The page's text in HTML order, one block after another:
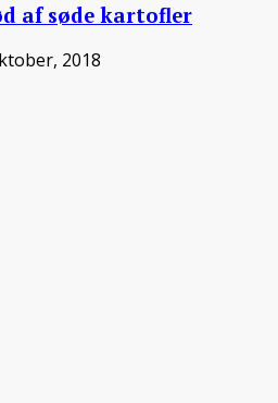
af søde kartofler
2018